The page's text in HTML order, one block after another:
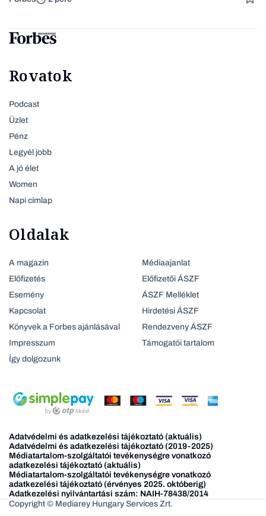
Rovatok
Podcast
Üzlet
Pénz
Legyél jobb
A jó élet
Women
Napi címlap
Oldalak
A magazin
Előfizetés
Esemény
Kapcsolat
Könyvek a Forbes ajánlásával
Impresszum
Így dolgozunk
Médiaajanlat
Előfizetői ÁSZF
ÁSZF Melléklet
Hirdetési ÁSZF
Rendezveny ÁSZF
Támogatói tartalom
Adatvédelmi és adatkezelési tájékoztató (aktuális)
Adatvédelmi és adatkezelési tájékoztató (2019-2025)
Médiatartalom-szolgáltatói tevékenységre vonatkozó
adatkezelési tájékoztató (aktuális)
Médiatartalom-szolgáltatói tevékenységre vonatkozó
adatkezelési tájékoztató (érvényes 2025. októberig)
Adatkezelési nyilvántartási szám: NAIH-78438/2014
Copyright © Mediarey Hungary Services Zrt.